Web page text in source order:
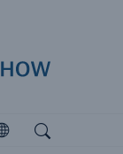
Öffnen